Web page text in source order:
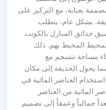
بعناية، مع التركيز على
بشكل عام، يتطلب
حدائق المنازل بالكويت
المحيط بهم. ذلك
مساحة تنسجم مع
مما يحول الحديقة إلى مكان
العناصر المائية في
المائية من العناصر
جمالياً وعمقاً إلى تصميم